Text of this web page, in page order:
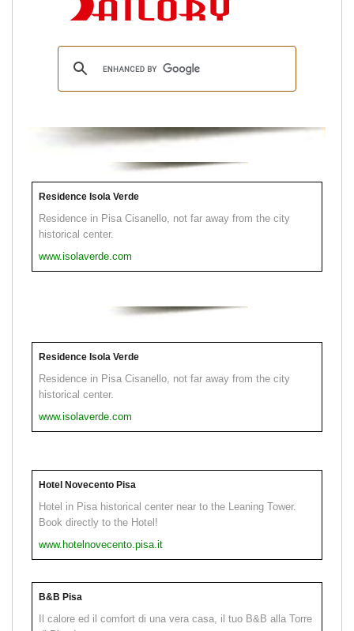
Residence Isola Verde
Residence in Pisa Cisanello, not far away from the city
historical center.
www.isolaverde.com
Residence Isola Verde
Residence in Pisa Cisanello, not far away from the city
historical center.
www.isolaverde.com
Hotel Novecento Pisa
Hotel in Pisa historical center near to the Leaning Tower.
Book directly to the Hotel!
www.hotelnovecento.pisa.it
B&B Pisa
Il calore ed il comfort di una vera casa, il tuo B&B alla Torre